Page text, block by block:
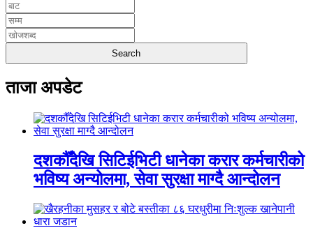
ताजा अपडेट
दशकौँदेखि सिटिईभिटी धानेका करार कर्मचारीको
भविष्य अन्योलमा, सेवा सुरक्षा माग्दै आन्दोलन